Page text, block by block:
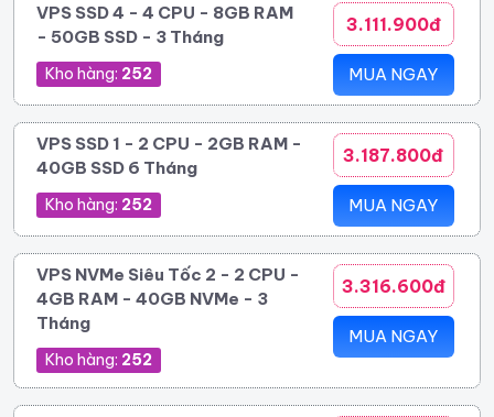
VPS SSD 4 - 4 CPU - 8GB RAM
- 50GB SSD - 3 Tháng
Kho hàng: 252
3.111.900đ
MUA NGAY
VPS SSD 1 - 2 CPU - 2GB RAM -
40GB SSD 6 Tháng
Kho hàng: 252
3.187.800đ
MUA NGAY
VPS NVMe Siêu Tốc 2 - 2 CPU -
4GB RAM - 40GB NVMe - 3
Tháng
Kho hàng: 252
3.316.600đ
MUA NGAY